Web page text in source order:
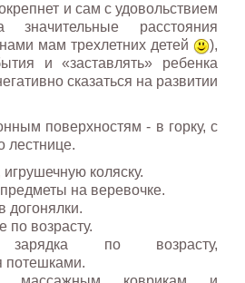
и сам с удовольствием
расстояния
мам трехлетних детей
),
и «заставлять» ребенка
сказаться на развитии
поверхностям - в горку, с
лестнице.
игрушечную коляску.
на веревочке.
догонялки.
по возрасту.
по возрасту,
потешками.